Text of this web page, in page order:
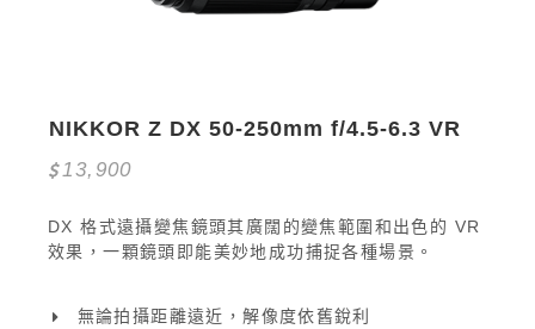
NIKKOR Z DX 50-250mm f/4.5-6.3 VR
13,900
DX 格式遠攝變焦鏡頭其廣闊的變焦範圍和出色的 VR
效果，一顆鏡頭即能美妙地成功捕捉各種場景。
無論拍攝距離遠近，解像度依舊銳利